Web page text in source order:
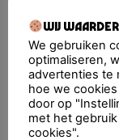
Wij
We gebruiken
optimaliseren,
advertenties te
hoe we
door op
met het
cookies".